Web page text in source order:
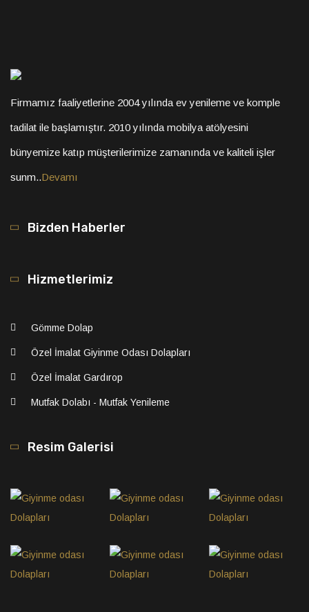
Firmamız faaliyetlerine 2004 yılında ev yenileme ve komple
tadilat ile başlamıştır. 2010 yılında mobilya atölyesini
bünyemize katıp müşterilerimize zamanında ve kaliteli işler
sunm..Devamı
Bizden Haberler
Hizmetlerimiz
Gömme Dolap
Özel İmalat Giyinme Odası Dolapları
Özel İmalat Gardırop
Mutfak Dolabı - Mutfak Yenileme
Resim Galerisi